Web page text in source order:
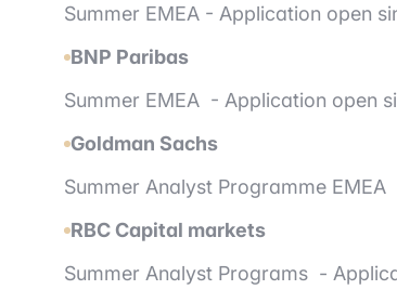
Summer EMEA - Application open
BNP Paribas
Summer EMEA - Application open
Goldman Sachs
Summer Analyst Programme EMEA
RBC Capital markets
Summer Analyst Programs -